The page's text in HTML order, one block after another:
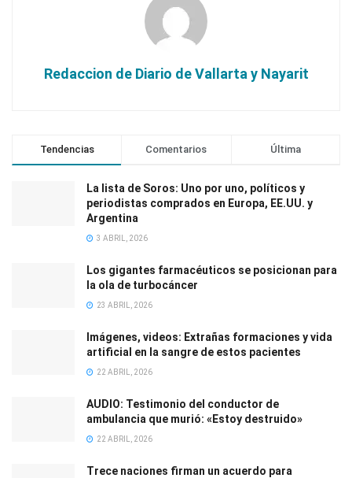
Redaccion de Diario de Vallarta y Nayarit
Tendencias Comentarios Última
La lista de Soros: Uno por uno, políticos y
periodistas comprados en Europa, EE.UU. y
Argentina
3 ABRIL, 2026
Los gigantes farmacéuticos se posicionan para
la ola de turbocáncer
23 ABRIL, 2026
Imágenes, videos: Extrañas formaciones y vida
artificial en la sangre de estos pacientes
22 ABRIL, 2026
AUDIO: Testimonio del conductor de
ambulancia que murió: «Estoy destruido»
22 ABRIL, 2026
Trece naciones firman un acuerdo para